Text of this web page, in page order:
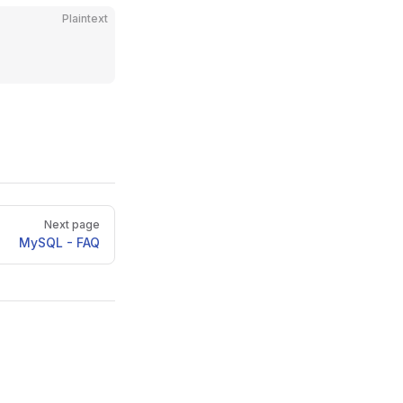
Plaintext
Next page
MySQL - FAQ